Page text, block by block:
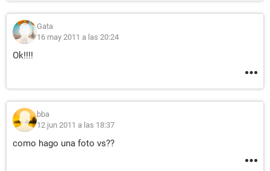
Gata
16 may 2011 a las 20:24
Ok!!!!
bba
12 jun 2011 a las 18:37
como hago una foto vs??